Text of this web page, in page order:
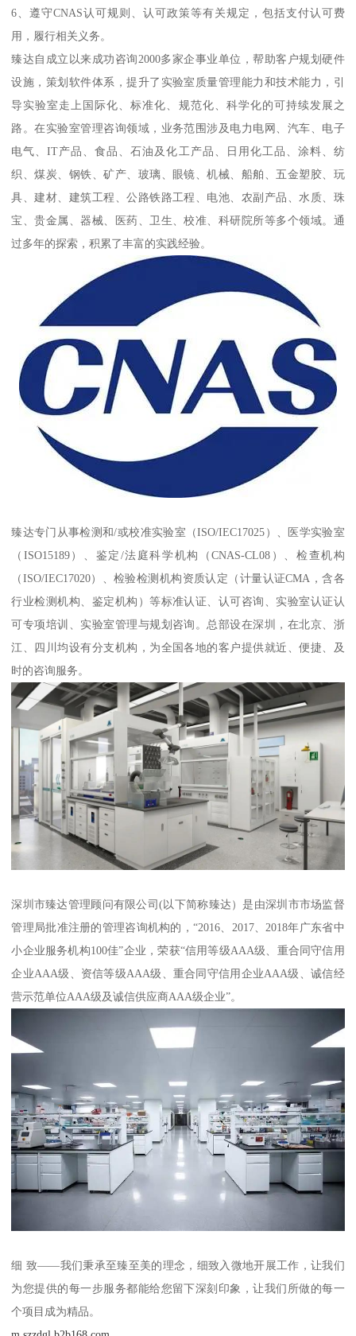
6、遵守CNAS认可规则、认可政策等有关规定，包括支付认可费
用，履行相关义务。
臻达自成立以来成功咨询2000多家企事业单位，帮助客户规划硬件
设施，策划软件体系，提升了实验室质量管理能力和技术能力，引
导实验室走上国际化、标准化、规范化、科学化的可持续发展之
路。在实验室管理咨询领域，业务范围涉及电力电网、汽车、电子
电气、IT产品、食品、石油及化工产品、日用化工品、涂料、纺
织、煤炭、钢铁、矿产、玻璃、眼镜、机械、船舶、五金塑胶、玩
具、建材、建筑工程、公路铁路工程、电池、农副产品、水质、珠
宝、贵金属、器械、医药、卫生、校准、科研院所等多个领域。通
过多年的探索，积累了丰富的实践经验。
臻达专门从事检测和/或校准实验室（ISO/IEC17025）、医学实验室
（ISO15189）、鉴定/法庭科学机构（CNAS-CL08）、检查机构
（ISO/IEC17020）、检验检测机构资质认定（计量认证CMA，含各
行业检测机构、鉴定机构）等标准认证、认可咨询、实验室认证认
可专项培训、实验室管理与规划咨询。总部设在深圳，在北京、浙
江、四川均设有分支机构，为全国各地的客户提供就近、便捷、及
时的咨询服务。
深圳市臻达管理顾问有限公司(以下简称臻达）是由深圳市市场监督
管理局批准注册的管理咨询机构的，“2016、2017、2018年广东省中
小企业服务机构100佳”企业，荣获“信用等级AAA级、重合同守信用
企业AAA级、资信等级AAA级、重合同守信用企业AAA级、诚信经
营示范单位AAA级及诚信供应商AAA级企业”。
细 致——我们秉承至臻至美的理念，细致入微地开展工作，让我们
为您提供的每一步服务都能给您留下深刻印象，让我们所做的每一
个项目成为精品。